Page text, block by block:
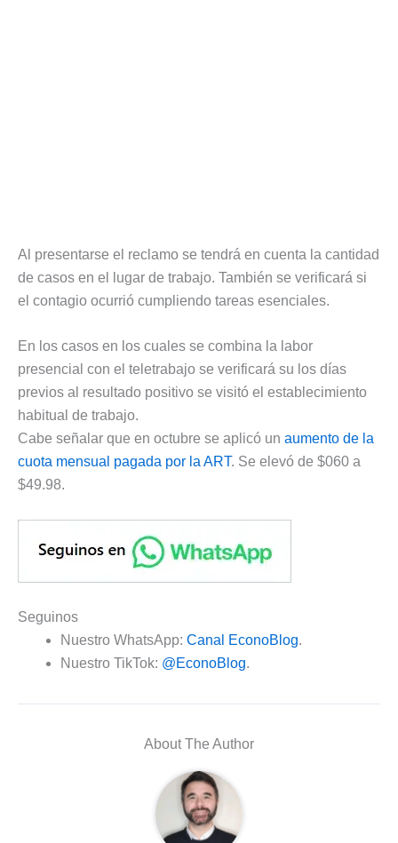
Al presentarse el reclamo se tendrá en cuenta la cantidad
de casos en el lugar de trabajo. También se verificará si
el contagio ocurrió cumpliendo tareas esenciales.
En los casos en los cuales se combina la labor
presencial con el teletrabajo se verificará su los días
previos al resultado positivo se visitó el establecimiento
habitual de trabajo.
Cabe señalar que en octubre se aplicó un aumento de la
cuota mensual pagada por la ART. Se elevó de $060 a
$49.98.
Seguinos
Nuestro WhatsApp: Canal EconoBlog.
Nuestro TikTok: @EconoBlog.
About The Author